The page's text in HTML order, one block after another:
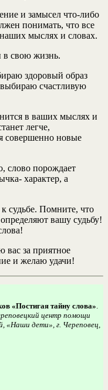
и замысел что-либо
понимать, что все
мыслях и словах.
в свою жизнь.
здоровый образ
счастливую
в ваших мыслях и
легче,
совершенно новые
слово порождает
характер, а
судьбе. Помните, что
вашу судьбу!
вас за приятное
и желаю удачи!
«Постигая тайну слова»
центр помощи
«Наши дети», г. Череповец,